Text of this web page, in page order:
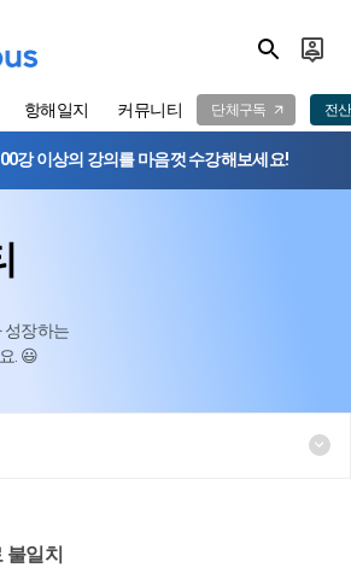
항해일지 커뮤니티 단체구독 전
강 이상의 강의를 마음껏 수강해보세요!
성장하는
. 😃
불일치